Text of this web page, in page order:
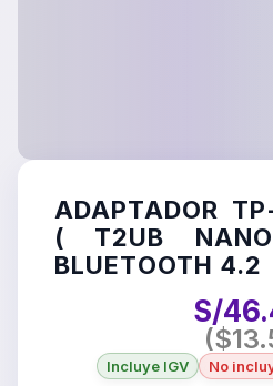
ADAPTADOR
( T2UB
BLUETOOTH 4.2
S/
($
Incluye IGV No